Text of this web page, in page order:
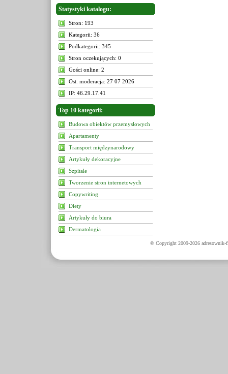
Statystyki katalogu:
Stron: 193
Kategorii: 36
Podkategorii: 345
Stron oczekujących: 0
Gości online: 2
Ost. moderacja: 27 07 2026
IP: 46.29.17.41
Top 10 kategorii:
Budowa obiektów przemysłowych
Apartamenty
Transport międzynarodowy
Artykuły dekoracyjne
Szpitale
Tworzenie stron internetowych
Copywriting
Diety
Artykuły do biura
Dermatologia
© Copyright 2009-2026